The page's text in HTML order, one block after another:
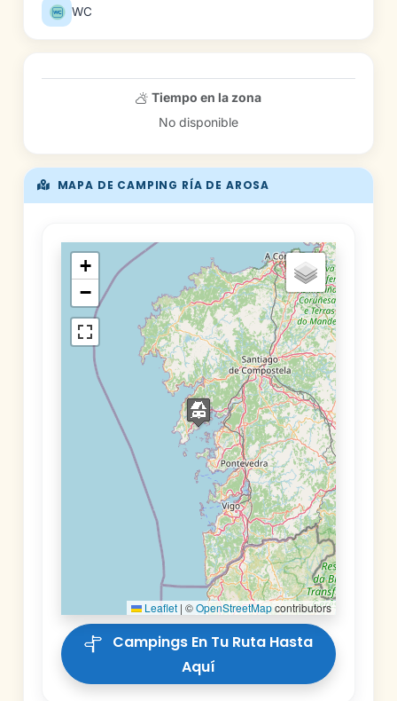
WC
MAPA DE CAMPING RÍA DE AROSA
+
−
Leaflet | ©OpenStreetMapcontributors
Aquí
Tiempo en la zona
No disponible